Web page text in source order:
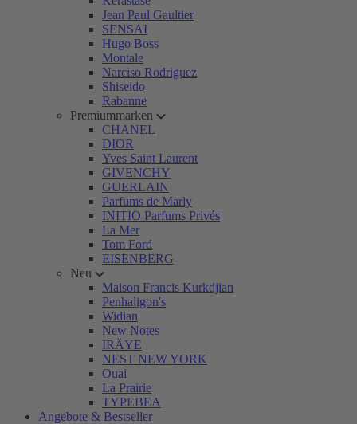
Jean Paul Gaultier
SENSAI
Hugo Boss
Montale
Narciso Rodriguez
Shiseido
Rabanne
Premiummarken
CHANEL
DIOR
Yves Saint Laurent
GIVENCHY
GUERLAIN
Parfums de Marly
INITIO Parfums Privés
La Mer
Tom Ford
EISENBERG
Neu
Maison Francis Kurkdjian
Penhaligon's
Widian
New Notes
IRÄYE
NEST NEW YORK
Ouai
La Prairie
TYPEBEA
Angebote & Bestseller